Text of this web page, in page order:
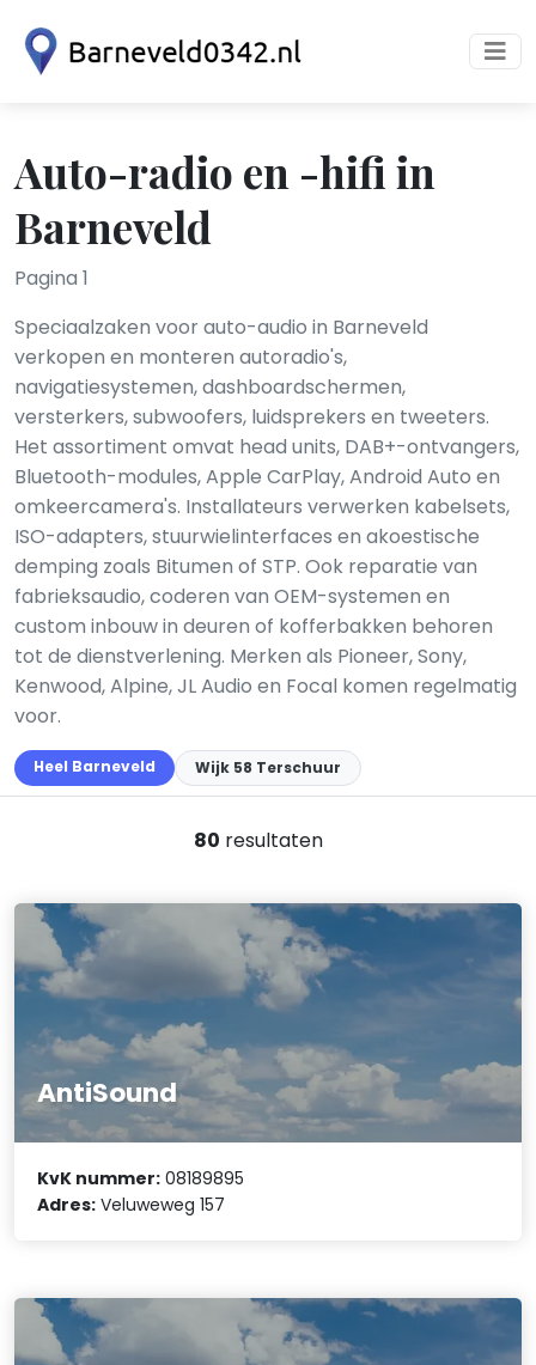
Auto-radio en -hifi in
Barneveld
Pagina 1
Speciaalzaken voor auto-audio in Barneveld
verkopen en monteren autoradio's,
navigatiesystemen, dashboardschermen,
versterkers, subwoofers, luidsprekers en tweeters.
Het assortiment omvat head units, DAB+-ontvangers,
Bluetooth-modules, Apple CarPlay, Android Auto en
omkeercamera's. Installateurs verwerken kabelsets,
ISO-adapters, stuurwielinterfaces en akoestische
demping zoals Bitumen of STP. Ook reparatie van
fabrieksaudio, coderen van OEM-systemen en
custom inbouw in deuren of kofferbakken behoren
tot de dienstverlening. Merken als Pioneer, Sony,
Kenwood, Alpine, JL Audio en Focal komen regelmatig
voor.
Heel Barneveld Wijk 58 Terschuur
80 resultaten
AntiSound
KvK nummer: 08189895
Adres: Veluweweg 157